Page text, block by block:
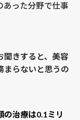
あった分野で仕事
聞きすると、美容
まらないと思うの
の治療は0.1ミリ